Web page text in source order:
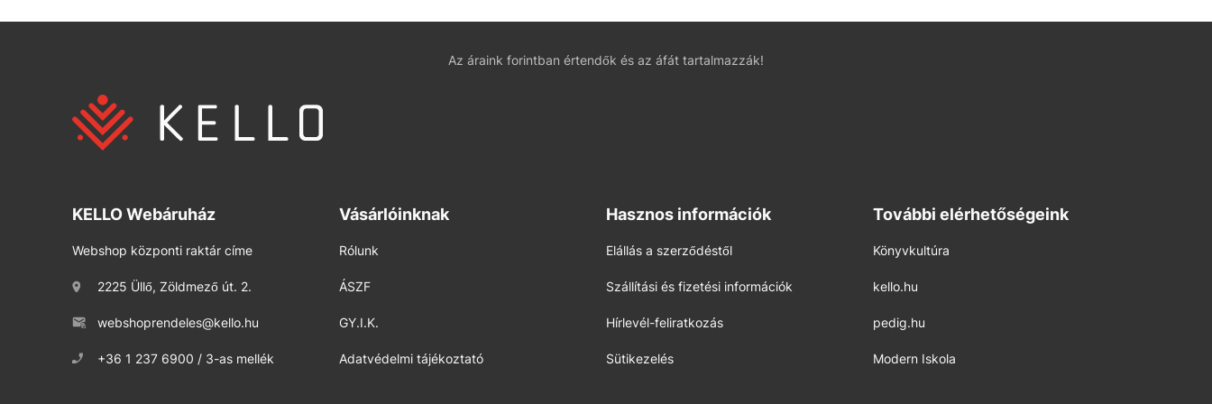
Az áraink forintban értendők és az áfát tartalmazzák!
KELLO Webáruház
Webshop központi raktár címe
2225 Üllő, Zöldmező út. 2.
webshoprendeles@kello.hu
+36 1 237 6900 / 3-as mellék
Vásárlóinknak
Rólunk
ÁSZF
GY.I.K.
Adatvédelmi tájékoztató
Hasznos információk
Elállás a szerződéstől
Szállítási és fizetési információk
Hírlevél-feliratkozás
Sütikezelés
További elérhetőségeink
Könyvkultúra
kello.hu
pedig.hu
Modern Iskola